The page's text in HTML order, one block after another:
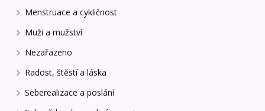
Menstruace a cykličnost
Muži a mužství
Nezařazeno
Radost, štěstí a láska
Seberealizace a poslání